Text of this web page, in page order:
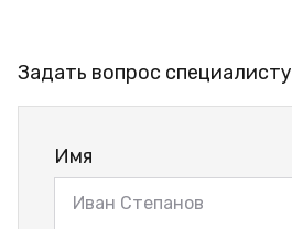
Задать вопрос специалисту
Имя